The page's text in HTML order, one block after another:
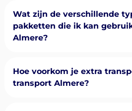
Wat zijn de verschillende
pakketten die ik kan
Almere?
Hoe voorkom je extra
transport Almere?